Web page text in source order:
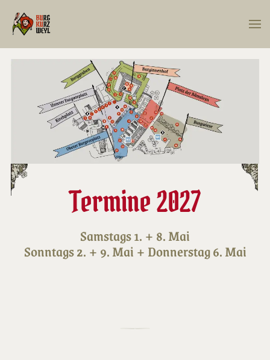
Zum Hauptinhalt springen
Termine 2027
Samstags 1. + 8. Mai
Sonntags 2. + 9. Mai + Donnerstag 6. Mai